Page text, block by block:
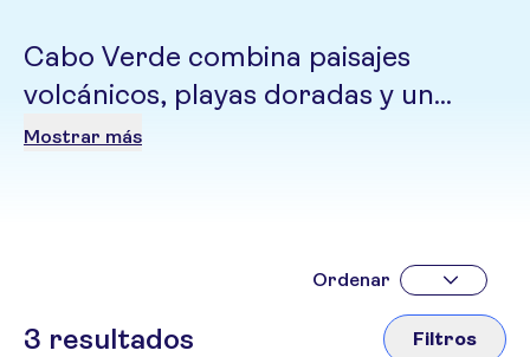
Cabo Verde combina paisajes
volcánicos, playas doradas y un
clima privilegiado durante todo el
África y el Atlántico se encuentran.
Mostrar más
3 resultados
Ordenar
Filtros